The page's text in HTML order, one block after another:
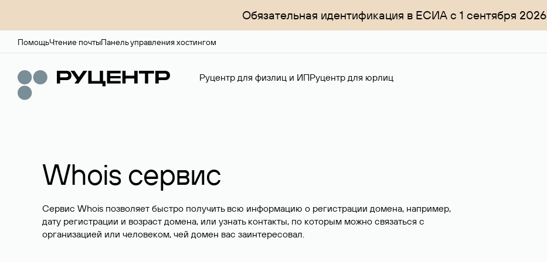
Обязательная идентификация в ЕСИА с 1 сентября 2026
ПомощьЧтение почтыПанель управления хостингом
Руцентр для физлиц и ИПРуцентр для юрлиц
Whois сервис
Сервис Whois позволяет быстро получить всю информацию о регистрации домена, например,
дату регистрации и возраст домена, или узнать контакты, по которым можно связаться с
организацией или человеком, чей домен вас заинтересовал.